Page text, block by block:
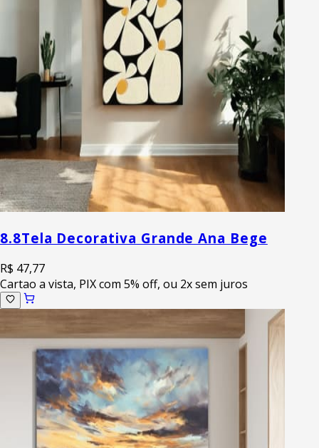
8.8Tela Decorativa Grande Ana Bege
R$ 47,77
Cartao a vista, PIX com 5% off, ou 2x sem juros